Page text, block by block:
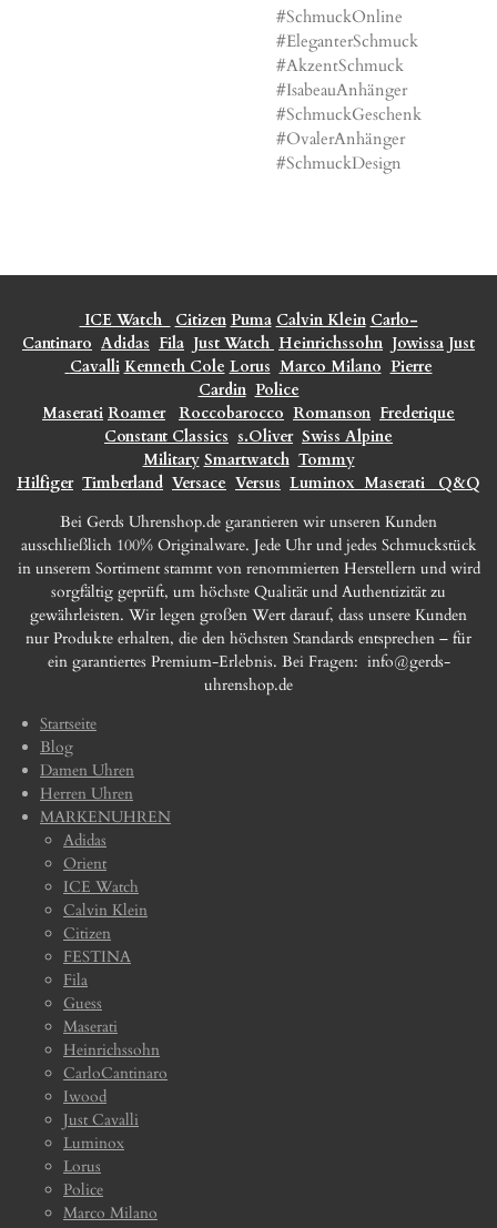
#SchmuckOnline
#EleganterSchmuck
#AkzentSchmuck
#IsabeauAnhänger
#SchmuckGeschenk
#OvalerAnhänger
#SchmuckDesign
ICE Watch Citizen Puma Calvin Klein Carlo-
Cantinaro Adidas Fila Just Watch Heinrichssohn Jowissa Just
Cavalli Kenneth Cole Lorus Marco Milano Pierre
Cardin Police
Maserati Roamer Roccobarocco Romanson Frederique
Constant Classics s.Oliver Swiss Alpine
Military Smartwatch Tommy
Hilfiger Timberland Versace Versus Luminox Maserati
Q&Q
Bei Gerds Uhrenshop.de garantieren wir unseren Kunden
ausschließlich 100% Originalware. Jede Uhr und jedes Schmuckstück
in unserem Sortiment stammt von renommierten Herstellern und wird
sorgfältig geprüft, um höchste Qualität und Authentizität zu
gewährleisten. Wir legen großen Wert darauf, dass unsere Kunden
nur Produkte erhalten, die den höchsten Standards entsprechen – für
ein garantiertes Premium-Erlebnis. Bei Fragen: info@gerds-
uhrenshop.de
Startseite
Blog
Damen Uhren
Herren Uhren
MARKENUHREN
Adidas
Orient
ICE Watch
Calvin Klein
Citizen
FESTINA
Fila
Guess
Maserati
Heinrichssohn
CarloCantinaro
Iwood
Just Cavalli
Luminox
Lorus
Police
Marco Milano